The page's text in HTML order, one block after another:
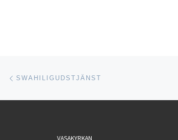
Inläggsnavigering
SWAHILIGUDSTJÄNST
VASAKYRKAN